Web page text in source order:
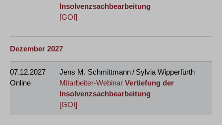
Insolvenzsachbearbeitung
[GOI]
Dezember 2027
07.12.2027
Online
Jens M. Schmittmann / Sylvia Wipperfürth
Mitarbeiter-Webinar Vertiefung der
Insolvenzsachbearbeitung
[GOI]